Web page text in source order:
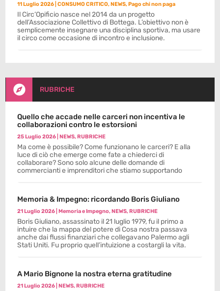
11 Luglio 2026 |CONSUMO CRITICO,NEWS,Pago chi non paga
Il Circ’Opificio nasce nel 2014 da un progetto
dell’Associazione Collettivo di Bottega. L’obiettivo non è
semplicemente insegnare una disciplina sportiva, ma usare
il circo come occasione di incontro e inclusione.
 RUBRICHE
Quello che accade nelle carceri non incentiva le
collaborazioni contro le estorsioni
25 Luglio 2026 |NEWS,RUBRICHE
Ma come è possibile? Come funzionano le carceri? E alla
luce di ciò che emerge come fate a chiederci di
collaborare? Sono solo alcune delle domande di
commercianti e imprenditori che stiamo supportando
Memoria & Impegno: ricordando Boris Giuliano
21 Luglio 2026 |Memoria e Impegno,NEWS,RUBRICHE
Boris Giuliano, assassinato il 21 luglio 1979, fu il primo a
intuire che la mappa del potere di Cosa nostra passava
anche dai flussi finanziari che collegavano Palermo agli
Stati Uniti. Fu proprio quell’intuizione a costargli la vita.
A Mario Bignone la nostra eterna gratitudine
21 Luglio 2026 |NEWS,RUBRICHE